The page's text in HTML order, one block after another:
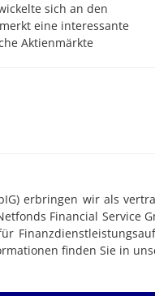
sich an den
eine interessante
Aktienmärkte
erbringen wir als
Financial Service
finden Sie in